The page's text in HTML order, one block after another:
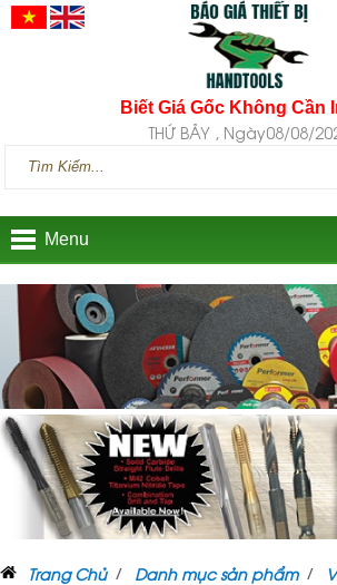
Biết Giá Gốc Không Cần
THỨ BẢY , Ngày08/08/
Menu
Trang Chủ Danh mục sản phẩm